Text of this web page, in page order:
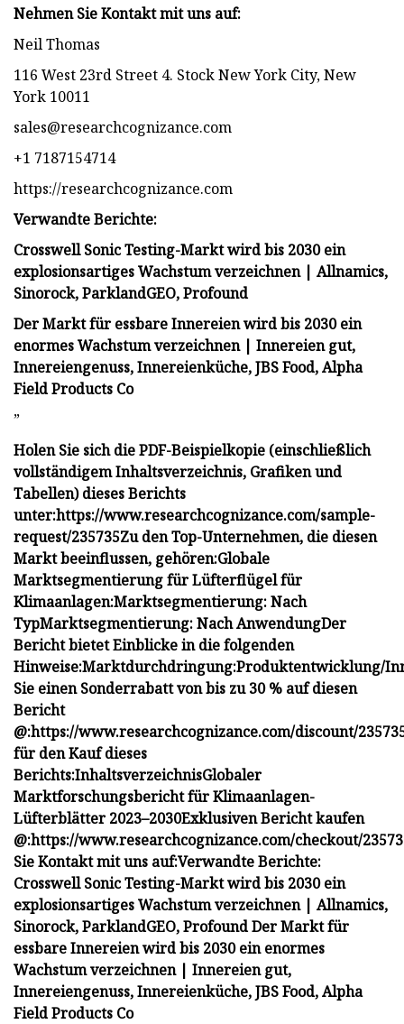
Nehmen Sie Kontakt mit uns auf:
Neil Thomas
116 West 23rd Street 4. Stock New York City, New
York 10011
sales@researchcognizance.com
+1 7187154714
https://researchcognizance.com
Verwandte Berichte:
Crosswell Sonic Testing-Markt wird bis 2030 ein
explosionsartiges Wachstum verzeichnen | Allnamics,
Sinorock, ParklandGEO, Profound
Der Markt für essbare Innereien wird bis 2030 ein
enormes Wachstum verzeichnen | Innereien gut,
Innereiengenuss, Innereienküche, JBS Food, Alpha
Field Products Co
”
Holen Sie sich die PDF-Beispielkopie (einschließlich
vollständigem Inhaltsverzeichnis, Grafiken und
Tabellen) dieses Berichts
unter:https://www.researchcognizance.com/sample-
request/235735Zu den Top-Unternehmen, die diesen
Markt beeinflussen, gehören:Globale
Marktsegmentierung für Lüfterflügel für
Klimaanlagen:Marktsegmentierung: Nach
TypMarktsegmentierung: Nach AnwendungDer
Bericht bietet Einblicke in die folgenden
Hinweise:Marktdurchdringung:Produktentwicklung/
Sie einen Sonderrabatt von bis zu 30 % auf diesen
Bericht
@:https://www.researchcognizance.com/discount/
für den Kauf dieses
Berichts:InhaltsverzeichnisGlobaler
Marktforschungsbericht für Klimaanlagen-
Lüfterblätter 2023–2030Exklusiven Bericht kaufen
@:https://www.researchcognizance.com/checkout/
Sie Kontakt mit uns auf:Verwandte Berichte:
Crosswell Sonic Testing-Markt wird bis 2030 ein
explosionsartiges Wachstum verzeichnen | Allnamics,
Sinorock, ParklandGEO, ProfoundDer Markt für
essbare Innereien wird bis 2030 ein enormes
Wachstum verzeichnen | Innereien gut,
Innereiengenuss, Innereienküche, JBS Food, Alpha
Field Products Co